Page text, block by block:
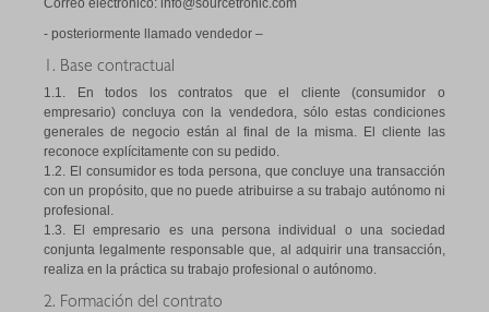
Correo electrónico: info@sourcetronic.com
- posteriormente llamado vendedor –
1. Base contractual
1.1. En todos los contratos que el cliente (consumidor o
empresario) concluya con la vendedora, sólo estas condiciones
generales de negocio están al final de la misma. El cliente las
reconoce explícitamente con su pedido.
1.2. El consumidor es toda persona, que concluye una transacción
con un propósito, que no puede atribuirse a su trabajo autónomo ni
profesional.
1.3. El empresario es una persona individual o una sociedad
conjunta legalmente responsable que, al adquirir una transacción,
realiza en la práctica su trabajo profesional o autónomo.
2. Formación del contrato